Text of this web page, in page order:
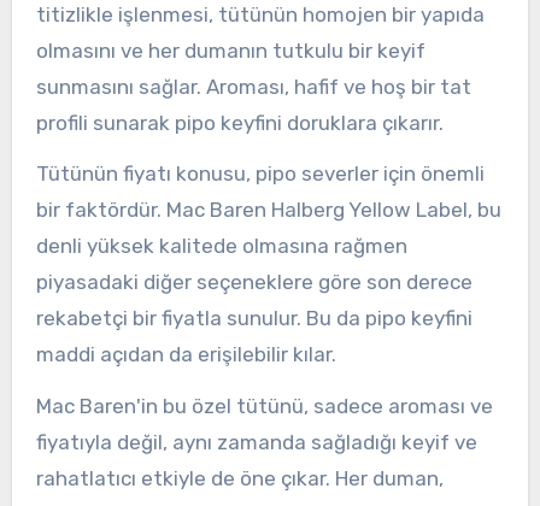
titizlikle işlenmesi, tütünün homojen bir yapıda
olmasını ve her dumanın tutkulu bir keyif
sunmasını sağlar. Aroması, hafif ve hoş bir tat
profili sunarak pipo keyfini doruklara çıkarır.
Tütünün fiyatı konusu, pipo severler için önemli
bir faktördür. Mac Baren Halberg Yellow Label, bu
denli yüksek kalitede olmasına rağmen
piyasadaki diğer seçeneklere göre son derece
rekabetçi bir fiyatla sunulur. Bu da pipo keyfini
maddi açıdan da erişilebilir kılar.
Mac Baren'in bu özel tütünü, sadece aroması ve
fiyatıyla değil, aynı zamanda sağladığı keyif ve
rahatlatıcı etkiyle de öne çıkar. Her duman,